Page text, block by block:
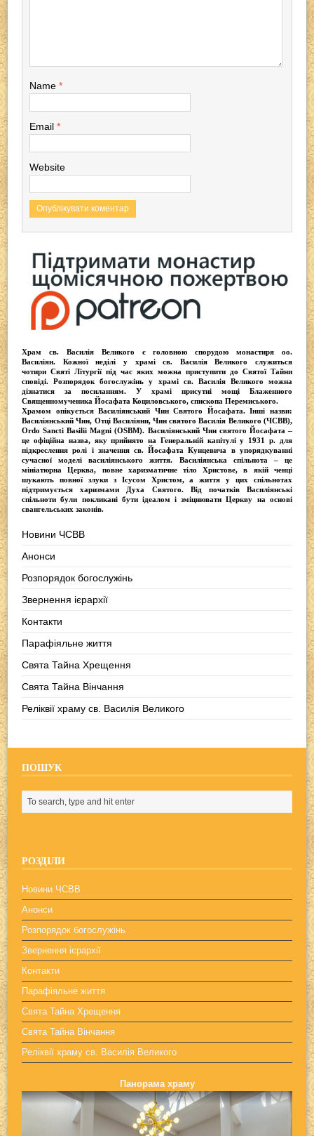
Name*
Email*
Website
Храм св. Василія Великого є головною спорудою монастиря оо.
Василіян. Кожної неділі у храмі св. Василія Великого служиться
чотириСвяті Літургії під час яких можна приступити до Святої Тайни
сповіді.Розпорядок богослужінь у храмі св. Василія Великого можна
дізнатися за посиланням. У храмі присутні мощі Блаженного
Священномученика Йосафата Коциловського, єпископа Перемиського.
Храмом опікуєтьсяВасиліянський Чин Святого Йосафата. Інші назви:
Василіянський Чин, Отці Василіяни, Чин святого Василія Великого (ЧСВВ),
Ordо Sancti Basilii Magni (OSBM). Василіянський Чин святого Йосафата –
це офіційна назва, яку прийнято на Генеральній капітулі у 1931 р. для
підкреслення ролі і значення св. Йосафата Кунцевича в упорядкуванні
сучасної моделі василіянського життя. Василіянська спільнота – це
мініатюрна Церква, повне харизматичне тіло Христове, в якій ченці
шукають повної злуки з Iсусом Христом, а життя у цих спільнотах
підтримується харизмами Духа Святого. Від початків Василіянські
спільноти були покликані бути ідеалом і зміцнювати Церкву на основі
євангельських законів.
Новини ЧСВВ
Анонси
Розпорядок богослужінь
Звернення ієрархії
Контакти
Парафіяльне життя
Свята Тайна Хрещення
Свята Тайна Вінчання
Реліквії храму св. Василія Великого
ПОШУК
РОЗДІЛИ
Новини ЧСВВ
Анонси
Розпорядок богослужінь
Звернення ієрархії
Контакти
Парафіяльне життя
Свята Тайна Хрещення
Свята Тайна Вінчання
Реліквії храму св. Василія Великого
Панорама храму